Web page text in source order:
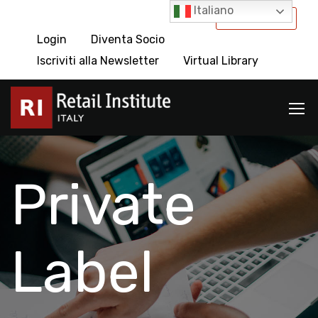
International
Login
Diventa Socio
Iscriviti alla Newsletter
Virtual Library
Private
Label
Italiano